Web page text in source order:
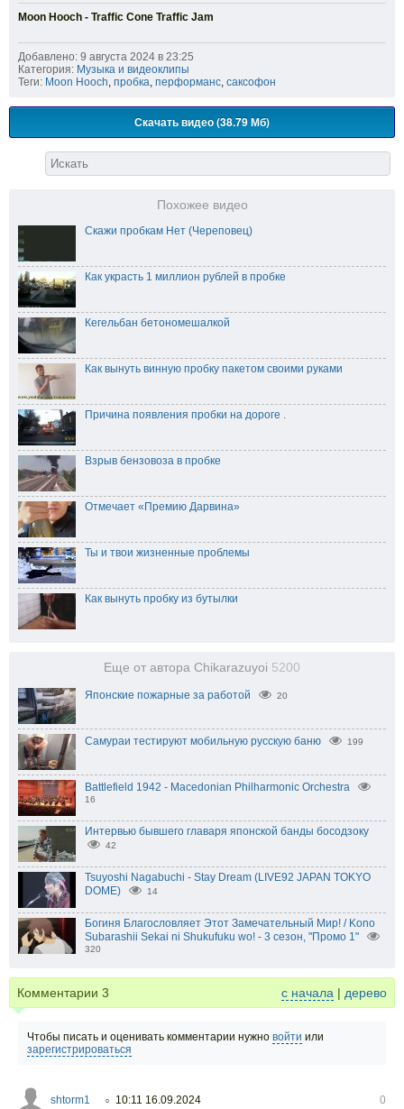
Moon Hooch - Traffic Cone Traffic Jam
Добавлено: 9 августа 2024 в 23:25
Категория: Музыка и видеоклипы
Теги: Moon Hooch, пробка, перформанс, саксофон
Скачать видео (38.79 Мб)
Похожее видео
Скажи пробкам Нет (Череповец)
Как украсть 1 миллион рублей в пробке
Кегельбан бетономешалкой
Как вынуть винную пробку пакетом своими руками
Причина появления пробки на дороге .
Взрыв бензовоза в пробке
Отмечает «Премию Дарвина»
Ты и твои жизненные проблемы
Как вынуть пробку из бутылки
Еще от автора Chikarazuyoi 5200
Японские пожарные за работой 20
Самураи тестируют мобильную русскую баню 199
Battlefield 1942 - Macedonian Philharmonic Orchestra
16
Интервью бывшего главаря японской банды босодзоку
42
Tsuyoshi Nagabuchi - Stay Dream (LIVE92 JAPAN TOKYO
DOME)
14
Богиня Благословляет Этот Замечательный Мир! / Kono
Subarashii Sekai ni Shukufuku wo! - 3 сезон, "Промо 1"
320
Комментарии 3 с начала | дерево
Чтобы писать и оценивать комментарии нужно войти или
зарегистрироваться
shtorm1 ○ 10:11 16.09.2024
0